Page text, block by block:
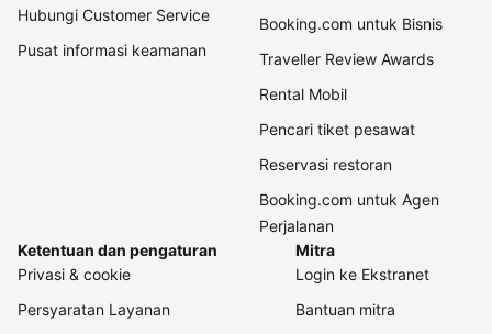
Hubungi Customer Service
Pusat informasi keamanan
Booking.com untuk Bisnis
Traveller Review Awards
Rental Mobil
Pencari tiket pesawat
Reservasi restoran
Booking.com untuk Agen
Perjalanan
Ketentuan dan pengaturan
Privasi & cookie
Persyaratan Layanan
Mitra
Login ke Ekstranet
Bantuan mitra